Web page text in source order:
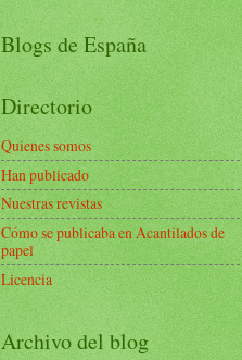
Blogs de España
Directorio
Quienes somos
Han publicado
Nuestras revistas
Cómo se publicaba en Acantilados de
papel
Licencia
Archivo del blog